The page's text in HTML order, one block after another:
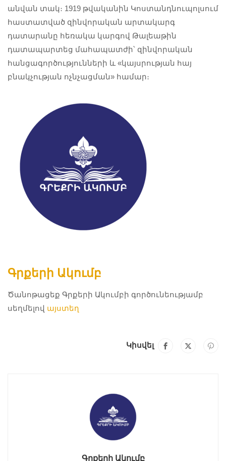
անվան տակ։ 1919 թվականին Կոստանդնուպոլսում
հաստատված զինվորական արտակարգ
դատարանը հեռակա կարգով Թալեաթին
դատապարտեց մահապատժի՝ զինվորական
հանցագործությունների և «կայսրության հայ
բնակչության ոչնչացման» համար։
Գրքերի Ակումբ
Ծանոթացեք Գրքերի Ակումբի գործունեությամբ
սեղմելով այստեղ
Կիսվել
Գրքերի Ակումբ